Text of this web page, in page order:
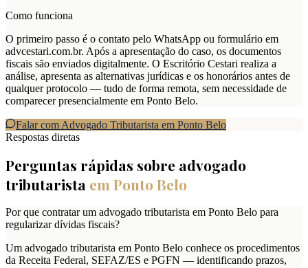
Como funciona
O primeiro passo é o contato pelo WhatsApp ou formulário em
advcestari.com.br. Após a apresentação do caso, os documentos
fiscais são enviados digitalmente. O Escritório Cestari realiza a
análise, apresenta as alternativas jurídicas e os honorários antes de
qualquer protocolo — tudo de forma remota, sem necessidade de
comparecer presencialmente em Ponto Belo.
Falar com Advogado Tributarista em Ponto Belo
Respostas diretas
Perguntas rápidas sobre advogado
tributarista em Ponto Belo
Por que contratar um advogado tributarista em Ponto Belo para
regularizar dívidas fiscais?
Um advogado tributarista em Ponto Belo conhece os procedimentos
da Receita Federal, SEFAZ/ES e PGFN — identificando prazos,